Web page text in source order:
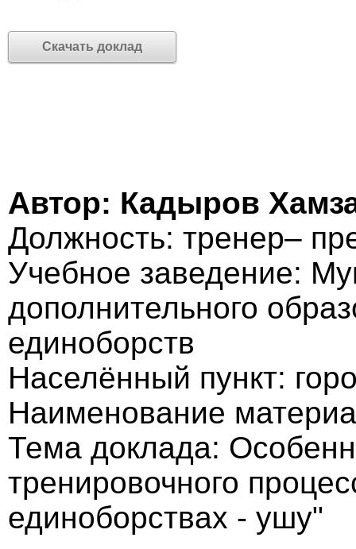
Скачать доклад
Автор: Кадыров
Должность: тренер–
Учебное заведение:
дополнительного
единоборств
Населённый пункт:
Наименование
Тема доклада:
тренировочного
единоборствах - ушу"